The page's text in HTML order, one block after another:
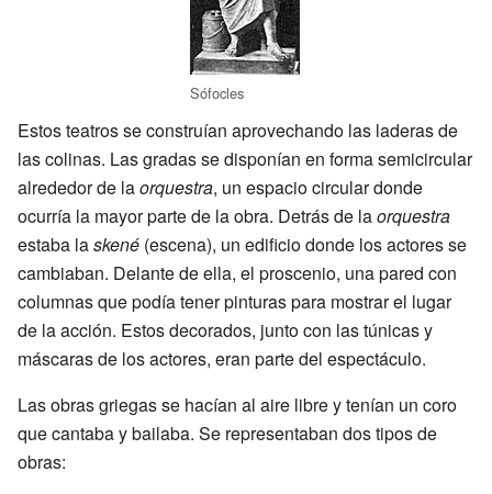
Sófocles
Estos teatros se construían aprovechando las laderas de
las colinas. Las gradas se disponían en forma semicircular
alrededor de laorquestra, un espacio circular donde
ocurría la mayor parte de la obra. Detrás de laorquestra
estaba laskené (escena), un edificio donde los actores se
cambiaban. Delante de ella, el proscenio, una pared con
columnas que podía tener pinturas para mostrar el lugar
de la acción. Estos decorados, junto con las túnicas y
máscaras de los actores, eran parte del espectáculo.
Las obras griegas se hacían al aire libre y tenían un coro
que cantaba y bailaba. Se representaban dos tipos de
obras: